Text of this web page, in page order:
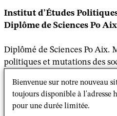
Institut d’Études
Diplôme de Sciences Po Aix
Diplômé de Sciences Po Aix.
politiques et mutations des
Mémoire de Diplôme : "Vers
partenariat entre l’Église et
soviétique ?" sous la direction
Bienvenue sur notre nouveau
toujours disponible à l'adresse
pour une durée limitée.